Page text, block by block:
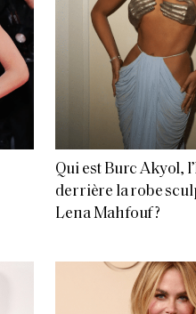
Qui est Burc Akyol,
derrière la robe
Lena Mahfouf ?